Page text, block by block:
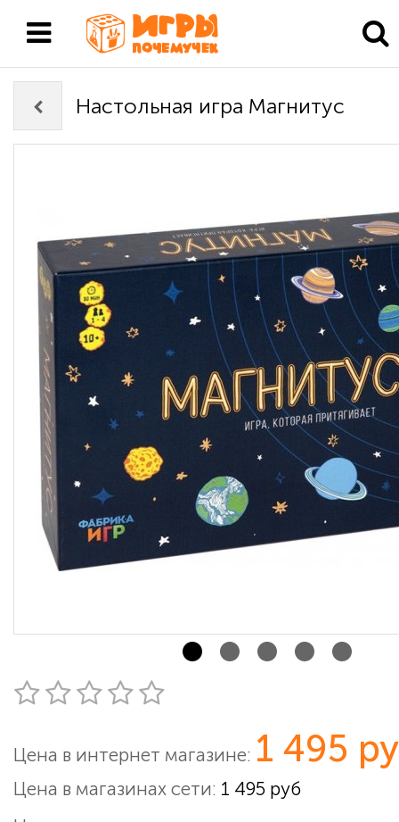
Настольная игра Магнитус
Цена в интернет магазине: 1 495
Цена в магазинах сети: 1 495 руб